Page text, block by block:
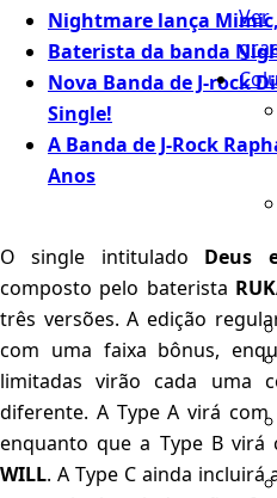
Ver
Nightmare lança
Baterista da banda
Nova Banda de J-rock
Single!
A Banda de J-Rock
Anos
O single intitulado Deus
composto pelo baterista
três versões. A edição
com uma faixa bônus,
limitadas virão cada uma
diferente. A Type A virá com
enquanto que a Type B virá
WILL. A Type C ainda incluirá